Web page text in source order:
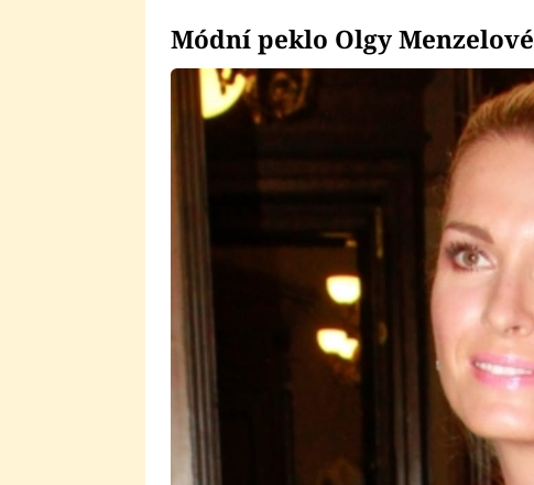
Módní peklo Olgy Menzelové